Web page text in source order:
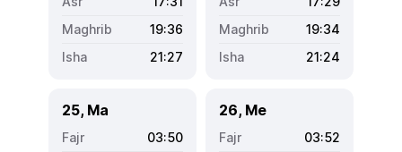
19:36
21:27
19:34
21:24
25, Ma
03:50
26, Me
03:52